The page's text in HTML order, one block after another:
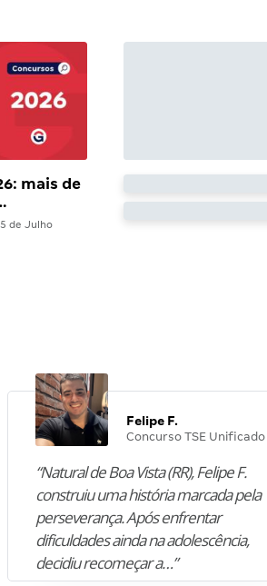
mais de
de Julho
Felipe F.
Concurso TSE Unificado
“Natural de Boa Vista (RR), Felipe F.
construiu uma história marcada pela
perseverança. Após enfrentar
dificuldades ainda na adolescência,
decidiu recomeçar a…”